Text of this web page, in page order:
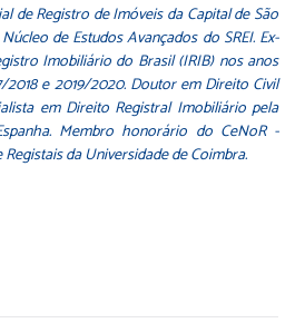
de Registro de Imóveis da Capital de São
de Estudos Avançados do SREI. Ex-
Imobiliário do Brasil (IRIB) nos anos
e 2019/2020. Doutor em Direito Civil
em Direito Registral Imobiliário pela
Membro honorário do CeNoR -
da Universidade de Coimbra.